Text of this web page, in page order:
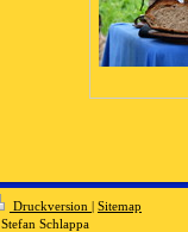
Druckversion | Sitemap
Schlappa